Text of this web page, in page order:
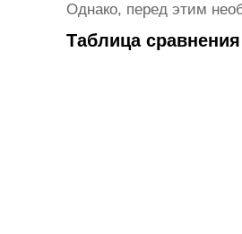
Однако, перед этим
Таблица сравнения